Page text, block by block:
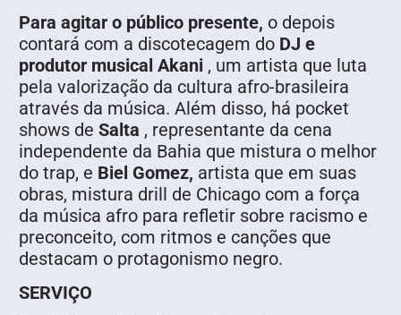
Para agitar o público presente, o depois
contará com a discotecagem do DJ e
produtor musical Akani , um artista que luta
pela valorização da cultura afro-brasileira
através da música. Além disso, há pocket
shows de Salta , representante da cena
independente da Bahia que mistura o melhor
do trap, e Biel Gomez, artista que em suas
obras, mistura drill de Chicago com a força
da música afro para refletir sobre racismo e
preconceito, com ritmos e canções que
destacam o protagonismo negro.
SERVIÇO